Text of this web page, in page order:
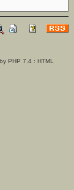
PHP 7.4 : HTML